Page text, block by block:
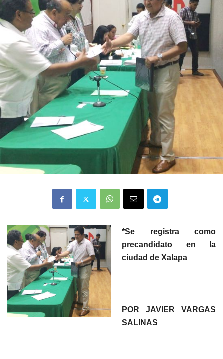
*Se registra como
precandidato en la
ciudad de Xalapa
POR JAVIER VARGAS
SALINAS